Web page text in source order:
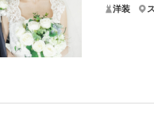
データもた
洋装
スタジオ